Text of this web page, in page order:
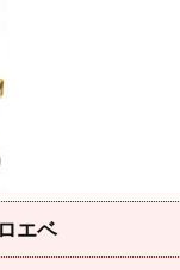
エベ